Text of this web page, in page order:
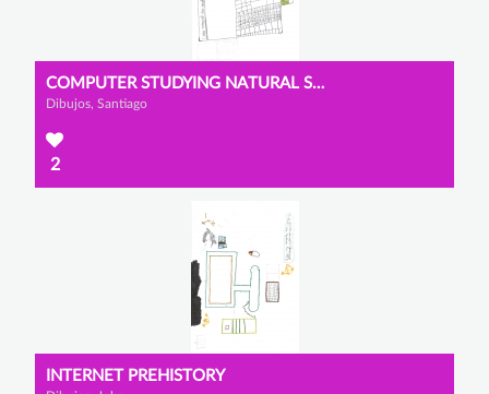
COMPUTER STUDYING NATURAL SCIENCES
Dibujos, Santiago
2
INTERNET PREHISTORY